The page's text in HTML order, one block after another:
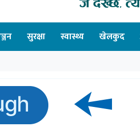
सुरक्षा स्वास्थ्य खेलकुद